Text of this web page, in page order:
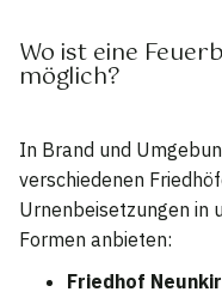
Wo ist eine
möglich?
In Brand und
verschiedenen
Urnenbeisetzungen in
Formen anbieten:
Friedhof